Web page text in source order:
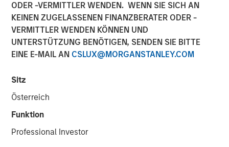
ODER -VERMITTLER WENDEN. WENN SIE SICH AN
KEINEN ZUGELASSENEN FINANZBERATER ODER -
VERMITTLER WENDEN KÖNNEN UND
UNTERSTÜTZUNG BENÖTIGEN, SENDEN SIE BITTE
EINE E-MAIL AN CSLUX@MORGANSTANLEY.COM
Sitz
Österreich
Funktion
Professional Investor
02 FEBRUAR 2023
NEW YORK
Morgan Stanley Investment Management (MSIM)
announced today that it has held the final close of
(Ashbridge II) at $2.5 billion of total capital commitments.